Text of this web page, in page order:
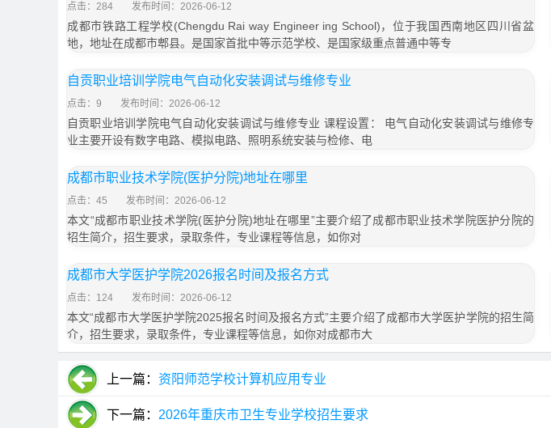
点击：284 发布时间：2026-06-12
成都市铁路工程学校(Chengdu Rai way Engineer ing School)，位于我国西南地区四川省盆
地，地址在成都市郫县。是国家首批中等示范学校、是国家级重点普通中等专
自贡职业培训学院电气自动化安装调试与维修专业
点击：9 发布时间：2026-06-12
自贡职业培训学院电气自动化安装调试与维修专业 课程设置： 电气自动化安装调试与维修专
业主要开设有数字电路、模拟电路、照明系统安装与检修、电
成都市职业技术学院(医护分院)地址在哪里
点击：45 发布时间：2026-06-12
本文“成都市职业技术学院(医护分院)地址在哪里”主要介绍了成都市职业技术学院医护分院的
招生简介，招生要求，录取条件，专业课程等信息，如你对
成都市大学医护学院2026报名时间及报名方式
点击：124 发布时间：2026-06-12
本文“成都市大学医护学院2025报名时间及报名方式”主要介绍了成都市大学医护学院的招生简
介，招生要求，录取条件，专业课程等信息，如你对成都市大
上一篇： 资阳师范学校计算机应用专业
下一篇： 2026年重庆市卫生专业学校招生要求